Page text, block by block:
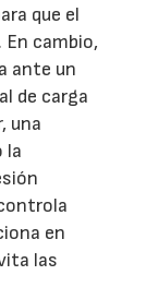
que el
cambio,
ante un
de carga
una
la
en
las